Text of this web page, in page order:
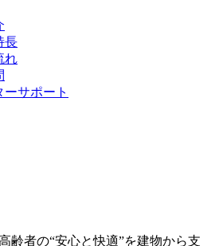
長
れ
サポート
齢者の“安心と快適”を建物から支